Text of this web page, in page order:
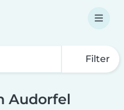
Filter
Audorfel